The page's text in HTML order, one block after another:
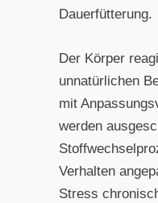
Dauerfütterung.
Der Körper
unnatürlichen
mit
werden
Verhalten
Stress